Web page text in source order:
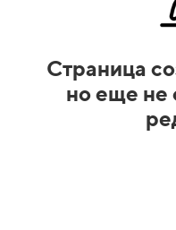
Страница
но еще не